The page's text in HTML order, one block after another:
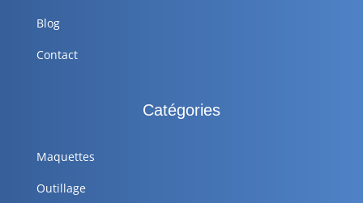
Blog
Contact
Catégories
Maquettes
Outillage